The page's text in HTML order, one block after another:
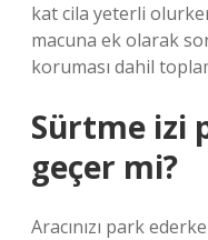
kat cila yeterli
macuna ek olarak
koruması dahil
Sürtme izi
geçer mi?
Aracınızı park